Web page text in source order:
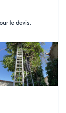
et efficace
le devis.